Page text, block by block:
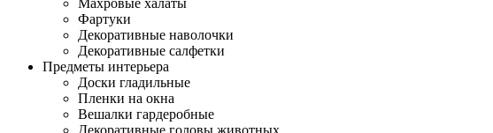
Махровые халаты
Фартуки
Декоративные наволочки
Декоративные салфетки
Предметы интерьера
Доски гладильные
Пленки на окна
Вешалки гардеробные
Декоративные головы животных